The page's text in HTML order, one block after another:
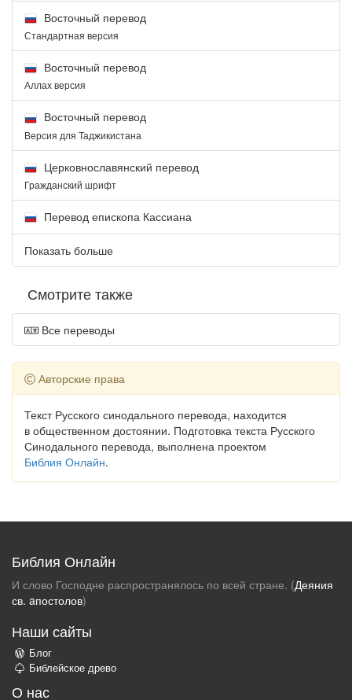
Восточный перевод
Стандартная версия
Восточный перевод
Аллах версия
Восточный перевод
Версия для Таджикистана
Церковнославянский перевод
Гражданский шрифт
Перевод епископа Кассиана
Показать больше
Смотрите также
Все переводы
Авторские права
Текст Русского синодального перевода, находится
в общественном достоянии. Подготовка текста Русского
Синодального перевода, выполнена проектом
Библия Онлайн.
Библия Онлайн
И слово Господне распространялось по всей стране. (Деяния
св. aпостолов)
Наши сайты
Блог
Библейское древо
О нас